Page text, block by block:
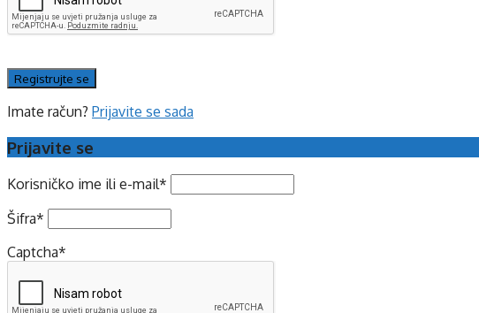
Imate račun? Prijavite se sada
Prijavite se
Korisničko ime ili e-mail*
Šifra*
Captcha*